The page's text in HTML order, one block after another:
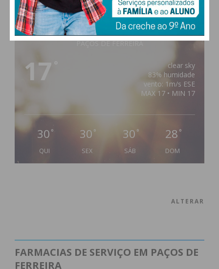
Imediato
Assine nossa newsletter por e-mail e
Eu li e concordo com os
condições
PAÇOS DE FERREIRA
17
clear sky
83% humidade
vento: 1m/s ESE
MAX 17 • MIN 17
30 °
QUI
30 °
SEX
30 °
SÁB
28 °
DOM
ALTERAR
FARMACIAS DE SERVIÇO EM PAÇOS DE
FERREIRA